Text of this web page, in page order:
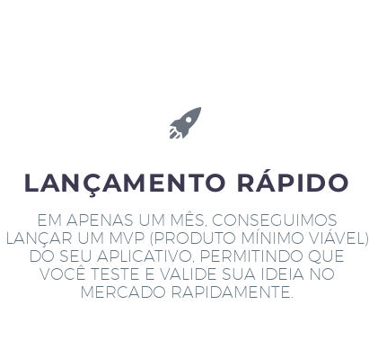
LANÇAMENTO RÁPIDO
EM APENAS UM MÊS, CONSEGUIMOS
LANÇAR UM MVP (PRODUTO MÍNIMO VIÁVEL)
DO SEU APLICATIVO, PERMITINDO QUE
VOCÊ TESTE E VALIDE SUA IDEIA NO
MERCADO RAPIDAMENTE.